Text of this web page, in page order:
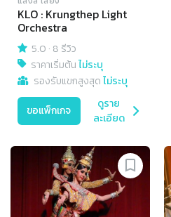
KLO : Krungthep Light
Orchestra
5.0 · 8 รีวิว
ราคาเริ่มต้นไม่ระบุ
รองรับแขกสูงสุดไม่ระบุ
ขอแพ็กเกจ
ดูราย
ละเอียด